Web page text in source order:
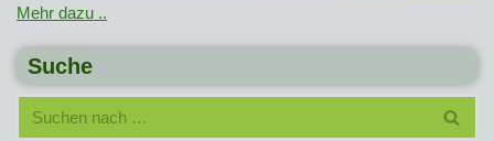
Mehr dazu ..
Suche